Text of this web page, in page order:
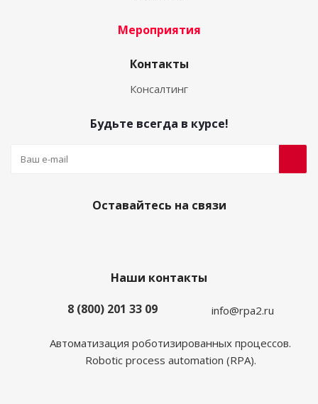
Мероприятия
Контакты
Консалтинг
Будьте всегда в курсе!
Оставайтесь на связи
Наши контакты
8 (800) 201 33 09
info@rpa2.ru
Автоматизация роботизированных процессов.
Robotic process automation (RPA).